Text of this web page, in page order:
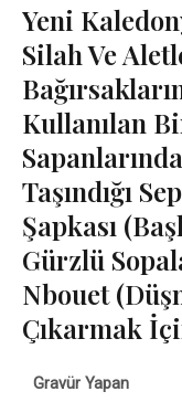
Yeni
Silah Ve
Kullanılan
Taşındığı
Şapkası
Gürzlü
Nbouet
Çıkarmak
Gravür Yapan